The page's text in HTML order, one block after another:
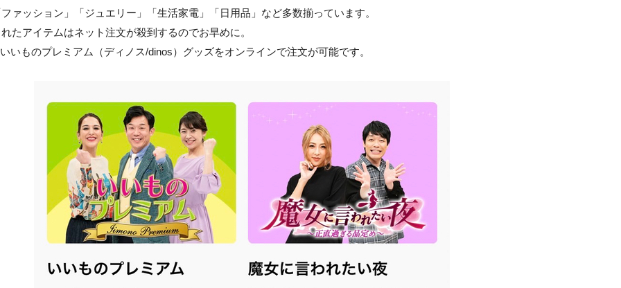
ァッション」「ジュエリー」「生活家電」「日用品」など多数揃っています。
たアイテムはネット注文が殺到するのでお早めに。
いものプレミアム（ディノス/dinos）グッズをオンラインで注文が可能です。